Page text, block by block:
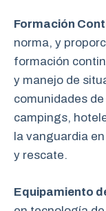
Formación
norma, y
formación
y manejo de
comunidades
campings,
la vanguardia
y rescate.
Equipamiento